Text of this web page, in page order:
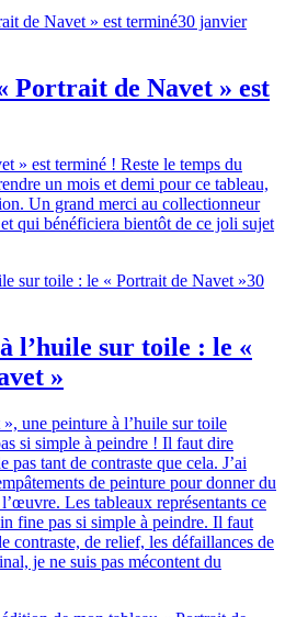
30 janvier
Portrait de Navet » est
» est terminé ! Reste le temps du
un mois et demi pour ce tableau,
Un grand merci au collectionneur
qui bénéficiera bientôt de ce joli sujet
30
l’huile sur toile : le «
»
une peinture à l’huile sur toile
si simple à peindre ! Il faut dire
pas tant de contraste que cela. J’ai
de peinture pour donner du
Les tableaux représentants ce
fine pas si simple à peindre. Il faut
contraste, de relief, les défaillances de
je ne suis pas mécontent du